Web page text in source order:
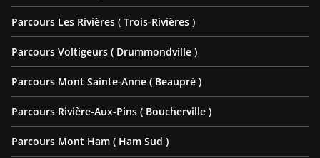
Parcours Les Rivières ( Trois-Rivières )
Parcours Voltigeurs ( Drummondville )
Parcours Mont Sainte-Anne ( Beaupré )
Parcours Rivière-Aux-Pins ( Boucherville )
Parcours Mont Ham ( Ham Sud )